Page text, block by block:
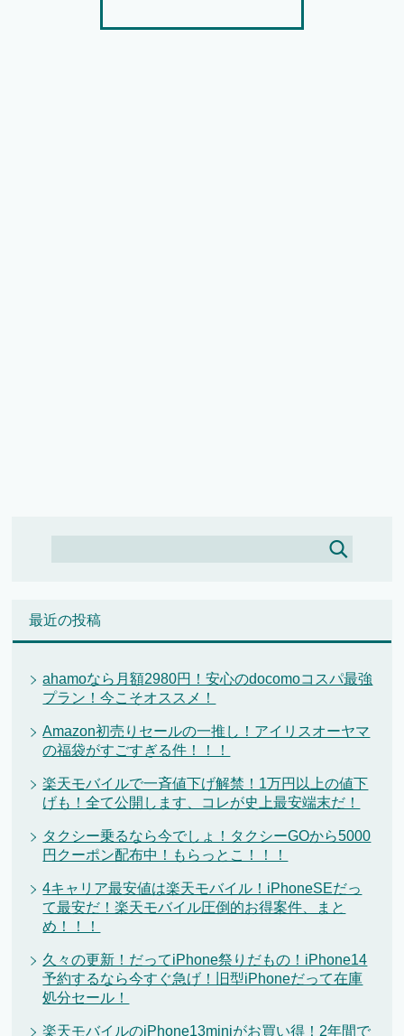
最近の投稿
ahamoなら月額2980円！安心のdocomoコスパ最強
プラン！今こそオススメ！
Amazon初売りセールの一推し！アイリスオーヤマ
の福袋がすごすぎる件！！！
楽天モバイルで一斉値下げ解禁！1万円以上の値下
げも！全て公開します、コレが史上最安端末だ！
タクシー乗るなら今でしょ！タクシーGOから5000
円クーポン配布中！もらっとこ！！！
4キャリア最安値は楽天モバイル！iPhoneSEだっ
て最安だ！楽天モバイル圧倒的お得案件、まと
め！！！
久々の更新！だってiPhone祭りだもの！iPhone14
予約するなら今すぐ急げ！旧型iPhoneだって在庫
処分セール！
楽天モバイルのiPhone13miniがお買い得！2年間で